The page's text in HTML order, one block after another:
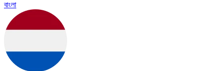
বাংলা